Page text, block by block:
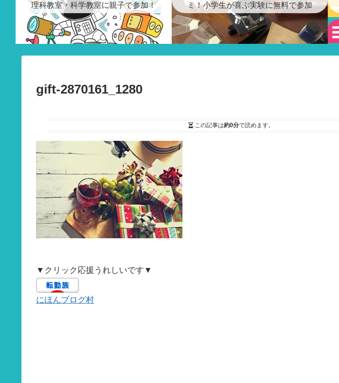
理科教室・科学教室に親子で参加！
ミ！小学生が喜ぶ実験に無料で参加
gift-2870161_1280
この記事は約0分で読めます。
▼クリック応援うれしいです▼
にほんブログ村